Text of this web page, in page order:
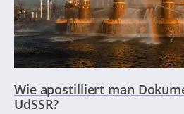
Wie apostilliert man
UdSSR?